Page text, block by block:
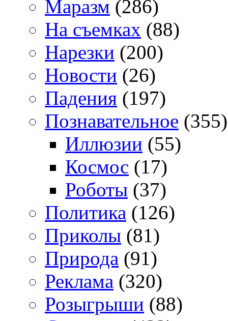
Маразм (286)
На съемках (88)
Нарезки (200)
Новости (26)
Падения (197)
Познавательное (355)
Иллюзии (55)
Космос (17)
Роботы (37)
Политика (126)
Приколы (81)
Природа (91)
Реклама (320)
Розыгрыши (88)